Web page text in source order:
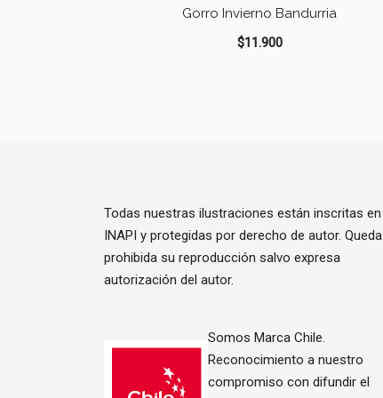
Gorro Invierno Bandurria
$11.900
Todas nuestras ilustraciones están inscritas en
INAPI y protegidas por derecho de autor. Queda
prohibida su reproducción salvo expresa
autorización del autor.
Somos Marca Chile.
Reconocimiento a nuestro
compromiso con difundir el